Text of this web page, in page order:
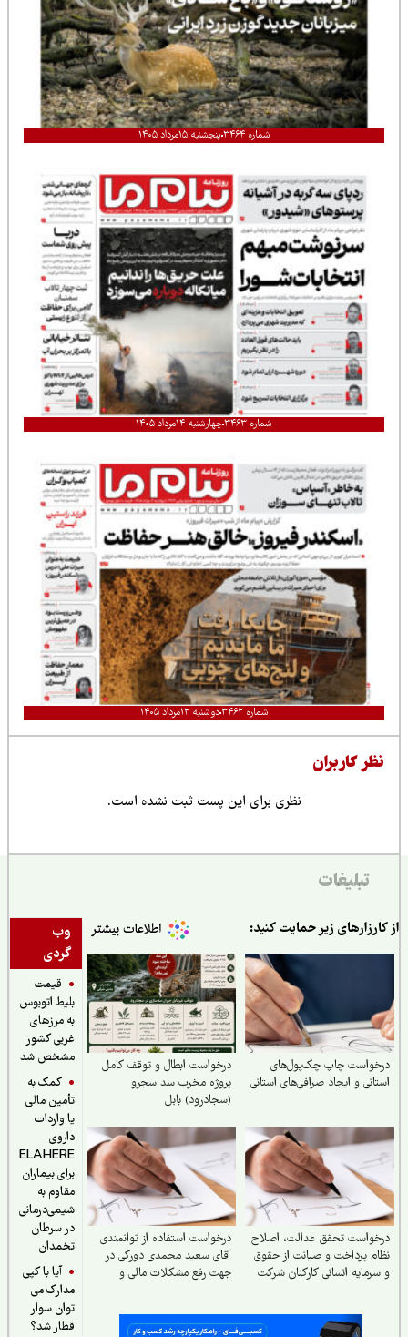
شماره ۳۴۶۴ پنجشنبه ۱۵مرداد ۱۴۰۵
شماره ۳۴۶۳ چهارشنبه ۱۴مرداد ۱۴۰۵
شماره ۳۴۶۲ دوشنبه ۱۲مرداد ۱۴۰۵
نظر کاربران
نظری برای این پست ثبت نشده است.
تبلیغات
وب
گردی
قیمت
بلیط اتوبوس
به مرزهای
غربی کشور
مشخص شد
کمک به
تأمین مالی
یا واردات
داروی
ELAHERE
برای بیماران
مقاوم به
شیمی‌درمانی
در سرطان
تخمدان
آیا با کپی
مدارک می
توان سوار
قطار شد؟
از کارزارهای زیر حمایت کنید:
درخواست چاپ چک‌‌پول‌‌های
استانی و ایجاد صرافی‌‌های استانی
درخواست ابطال و توقف کامل
پروژه مخرب سد سجرو
(سجادرود) بابل
درخواست تحقق عدالت، اصلاح
نظام پرداخت و صیانت از حقوق
و سرمایه انسانی کارکنان شرکت
درخواست استفاده از توانمندی
آقای سعید محمدی دورکی در
جهت رفع مشکلات مالی و